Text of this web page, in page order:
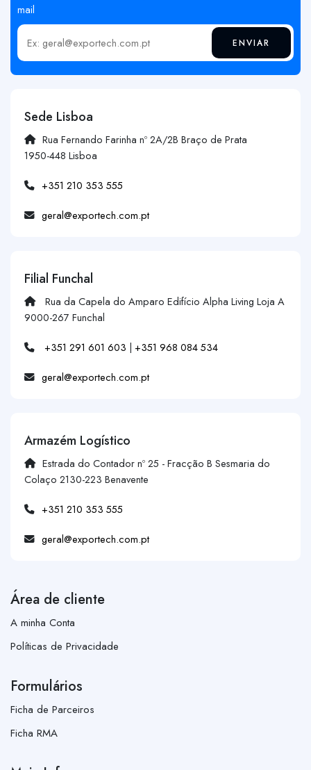
mail
Insira o seu email ENVIAR
Sede Lisboa
Rua Fernando Farinha nº 2A/2B Braço de Prata
1950-448 Lisboa
+351 210 353 555
geral@exportech.com.pt
Filial Funchal
Rua da Capela do Amparo Edifício Alpha Living Loja A
9000-267 Funchal
+351 291 601 603 | +351 968 084 534
geral@exportech.com.pt
Armazém Logístico
Estrada do Contador nº 25 - Fracção B Sesmaria do
Colaço 2130-223 Benavente
+351 210 353 555
geral@exportech.com.pt
Área de cliente
A minha Conta
Políticas de Privacidade
Formulários
Ficha de Parceiros
Ficha RMA